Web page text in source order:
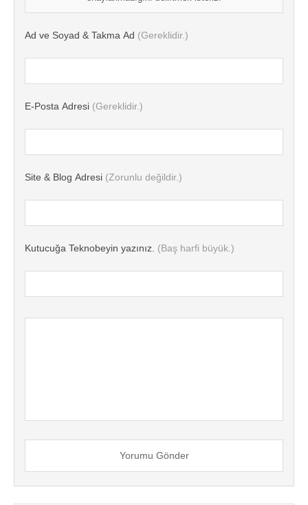
Ad ve Soyad & Takma Ad (Gereklidir.)
E-Posta Adresi (Gereklidir.)
Site & Blog Adresi (Zorunlu değildir.)
Kutucuğa Teknobeyin yazınız. (Baş harfi büyük.)
Yorumu Gönder